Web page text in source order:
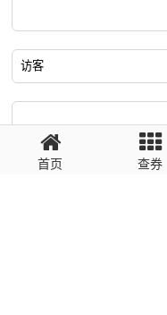
回复需填写必要信息
首页 查券